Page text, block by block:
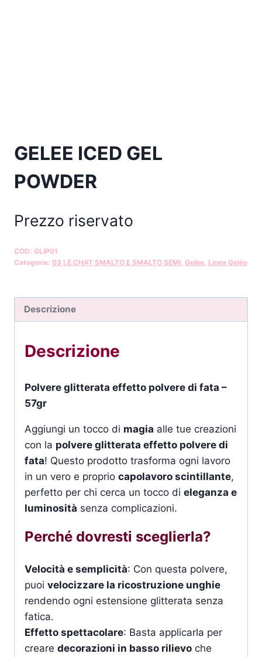
GELEE ICED GEL
POWDER
Prezzo riservato
COD: GLIP01
Categorie: 03 LE CHAT SMALTO E SMALTO SEMI Gelèe Linea Gelée
Descrizione
Descrizione
Polvere glitterata effetto polvere di fata –
57gr
Aggiungi un tocco di magia alle tue creazioni
con la polvere glitterata effetto polvere di
fata! Questo prodotto trasforma ogni lavoro
in un vero e proprio capolavoro scintillante,
perfetto per chi cerca un tocco di eleganza e
luminosità senza complicazioni.
Perché dovresti sceglierla?
Velocità e semplicità: Con questa polvere,
puoi velocizzare la ricostruzione unghie
rendendo ogni estensione glitterata senza
fatica.
Effetto spettacolare: Basta applicarla per
creare decorazioni in basso rilievo che